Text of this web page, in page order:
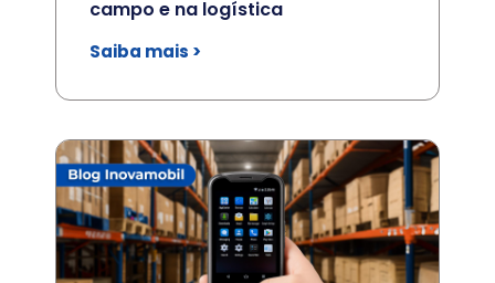
campo e na logística
Saiba mais >